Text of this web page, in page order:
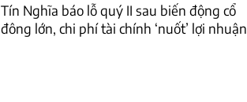
Tín Nghĩa báo lỗ quý II sau biến động cổ
đông lớn, chi phí tài chính ‘nuốt’ lợi nhuận